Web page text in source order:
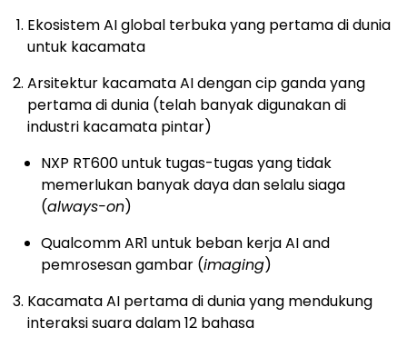
Ekosistem AI global terbuka yang pertama di dunia
untuk kacamata
Arsitektur kacamata AI dengan cip ganda yang
pertama di dunia (telah banyak digunakan di
industri kacamata pintar)
NXP RT600 untuk tugas-tugas yang tidak
memerlukan banyak daya dan selalu siaga
(always-on)
Qualcomm AR1 untuk beban kerja AI and
pemrosesan gambar (imaging)
Kacamata AI pertama di dunia yang mendukung
interaksi suara dalam 12 bahasa